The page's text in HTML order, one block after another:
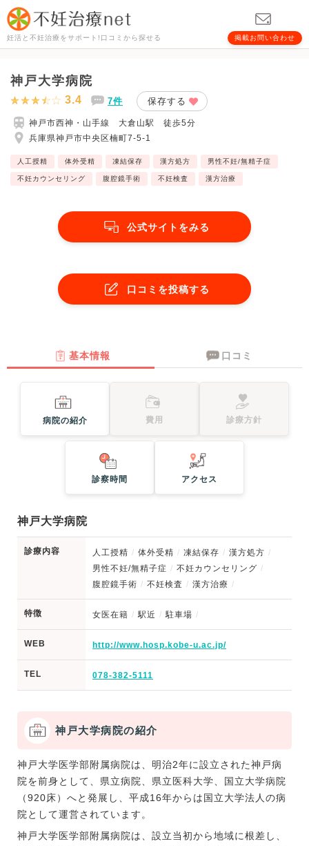
妊活と不妊治療をサポート!口コミから探せる 掲載お問い合わせ
神戸大学病院
3.4 7件 保存する
神戸市西神・山手線 大倉山駅 徒歩5分
兵庫県神戸市中央区楠町7-5-1
人工授精 体外受精 凍結保存 漢方処方 男性不妊/無精子症
不妊カウンセリング 腹腔鏡手術 不妊検査 漢方治療
公式サイトをみる
口コミを投稿する
基本情報 口コミ
病院の紹介 費用 診療方針
診察時間 アクセス
神戸大学病院
診療内容 人工授精 体外受精 凍結保存
漢方処方
男性不妊/無精子症
不妊カウンセリング
腹腔鏡手術
不妊検査 漢方治療
特徴 女医在籍 駅近 駐車場
WEB http://www.hosp.kobe-u.ac.jp/
TEL 078-382-5111
神戸大学病院の紹介
神戸大学医学部附属病院は、明治2年に設立された神戸病
院を前身として、県立病院、県立医科大学、国立大学病院
（920床）へと発展し、平成16年からは国立大学法人の病
院として運営されています。
神戸大学医学部附属病院は、設立当初から地域に根差し、